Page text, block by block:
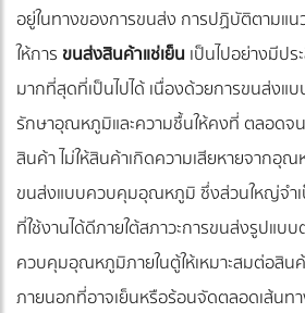
อยู่ในทางของการขนส่ง การปฏิบัติตามแน
ให้การ ขนส่งสินค้าแช่เย็นเป็นไปอย่างมีป
มากที่สุดที่เป็นไปได้ เนื่องด้วยการขนส่ง
รักษาอุณหภูมิและความชื้นให้คงที่ ตลอด
สินค้า ไม่ให้สินค้าเกิดความเสียหายจากอุ
ขนส่งแบบควบคุมอุณหภูมิ ซึ่งส่วนใหญ่จำ
ที่ใช้งานได้ดีภายใต้สภาวะการขนส่งรูปแบบ
ควบคุมอุณหภูมิภายในตู้ให้เหมาะสมต่อสิน
ภายนอกที่อาจเย็นหรือร้อนจัดตลอดเส้นท